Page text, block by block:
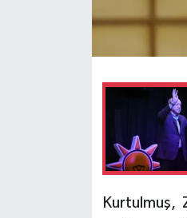
Kurtulmuş,